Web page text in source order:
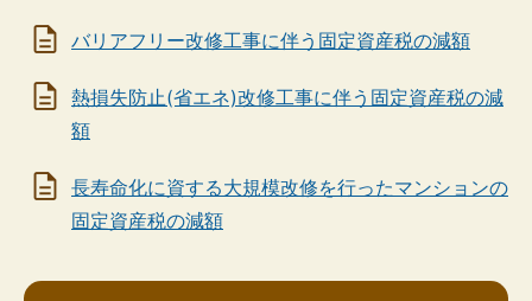
バリアフリー改修工事に伴う固定資産税の減額
熱損失防止(省エネ)改修工事に伴う固定資産税の減
額
長寿命化に資する大規模改修を行ったマンションの
固定資産税の減額